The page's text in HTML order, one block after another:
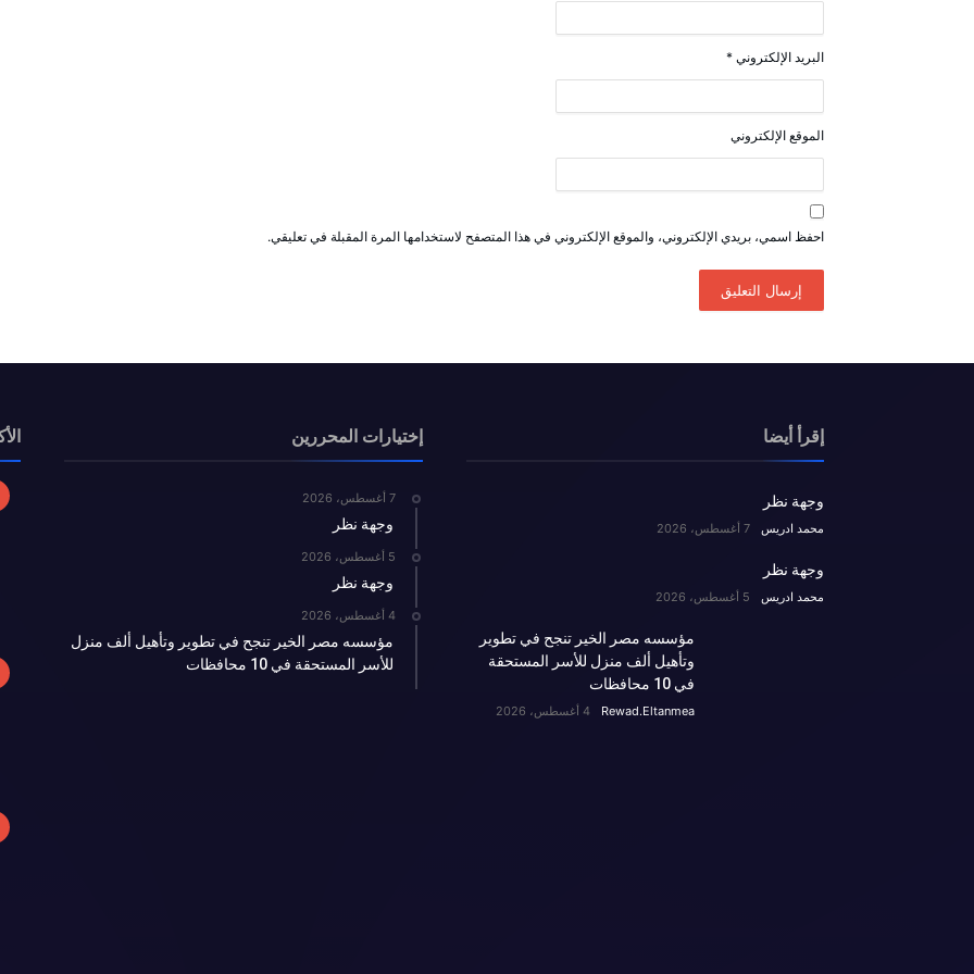
البريد الإلكتروني *
الموقع الإلكتروني
احفظ اسمي، بريدي الإلكتروني، والموقع الإلكتروني في هذا المتصفح لاستخدامها المرة المقبلة في تعليقي.
إقرأ أيضا
وجهة نظر
محمد ادريس 7 أغسطس، 2026
وجهة نظر
محمد ادريس 5 أغسطس، 2026
مؤسسه مصر الخير تنجح في تطوير
وتأهيل ألف منزل للأسر المستحقة
في 10 محافظات
Rewad.Eltanmea 4 أغسطس، 2026
إختيارات المحررين
7 أغسطس، 2026
وجهة نظر
5 أغسطس، 2026
وجهة نظر
4 أغسطس، 2026
مؤسسه مصر الخير تنجح في تطوير وتأهيل ألف منزل
للأسر المستحقة في 10 محافظات